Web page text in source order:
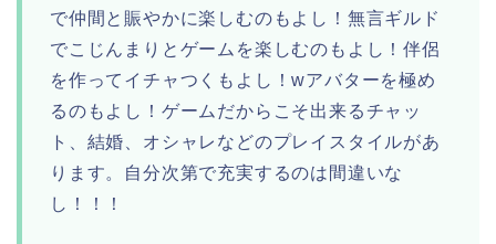
で仲間と賑やかに楽しむのもよし！無言ギルド
でこじんまりとゲームを楽しむのもよし！伴侶
を作ってイチャつくもよし！‪wアバターを極め
るのもよし！ゲームだからこそ出来るチャッ
ト、結婚、オシャレなどのプレイスタイルがあ
ります。自分次第で充実するのは間違いな
し！！！